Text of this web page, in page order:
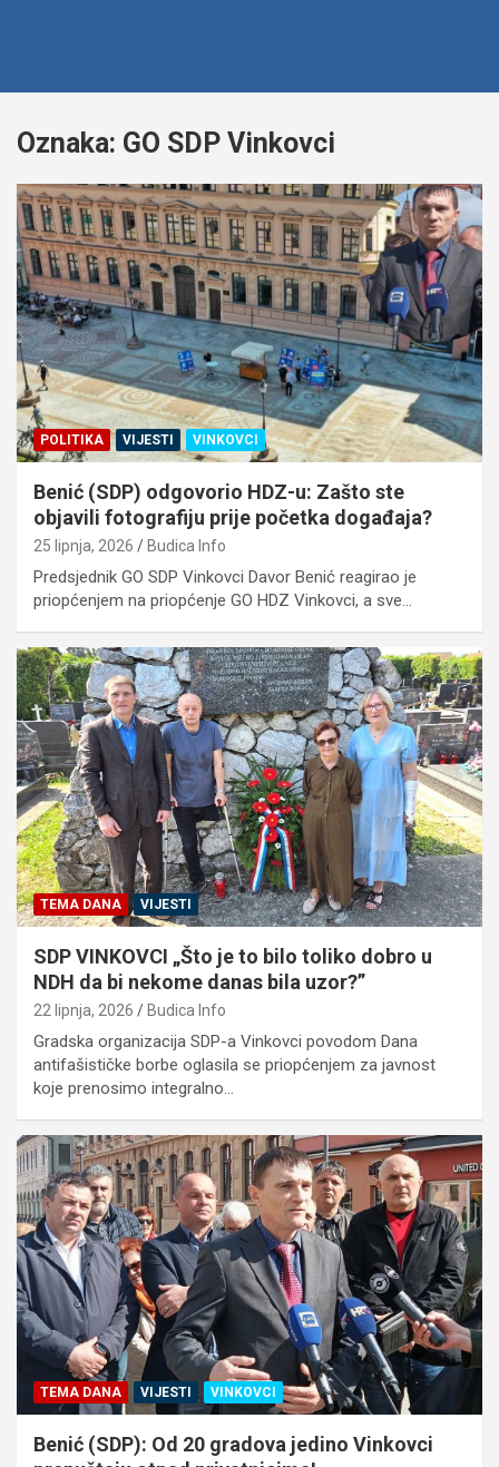
Oznaka: GO SDP Vinkovci
POLITIKA VIJESTI VINKOVCI
Benić (SDP) odgovorio HDZ-u: Zašto ste
objavili fotografiju prije početka događaja?
25 lipnja, 2026 Budica Info
Predsjednik GO SDP Vinkovci Davor Benić reagirao je
priopćenjem na priopćenje GO HDZ Vinkovci, a sve…
TEMA DANA VIJESTI
SDP VINKOVCI „Što je to bilo toliko dobro u
NDH da bi nekome danas bila uzor?”
22 lipnja, 2026 Budica Info
Gradska organizacija SDP-a Vinkovci povodom Dana
antifašističke borbe oglasila se priopćenjem za javnost
koje prenosimo integralno…
TEMA DANA VIJESTI VINKOVCI
Benić (SDP): Od 20 gradova jedino Vinkovci